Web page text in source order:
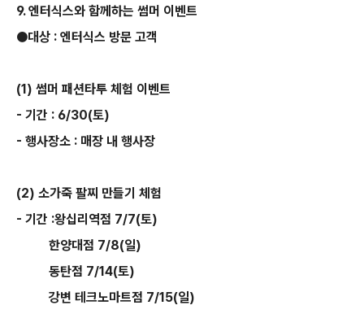
9. 엔터식스와 함께하는 썸머 이벤트
●대상 : 엔터식스 방문 고객
(1) 썸머 패션타투 체험 이벤트
- 기간 : 6/30(토)
- 행사장소 : 매장 내 행사장
(2) 소가죽 팔찌 만들기 체험
- 기간 :왕십리역점 7/7(토)
한양대점 7/8(일)
동탄점 7/14(토)
강변 테크노마트점 7/15(일)